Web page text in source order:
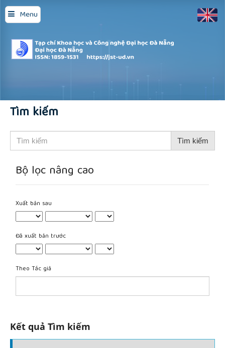
Menu
Quick
jump
to
page
content
Main
Sidebar
Tìm kiếm
Tìm
kiếm
bài
choBộ lọc nâng cao
Xuất bản sau
Đã xuất bản trước
Theo Tác giả
Kết quả Tìm kiếm